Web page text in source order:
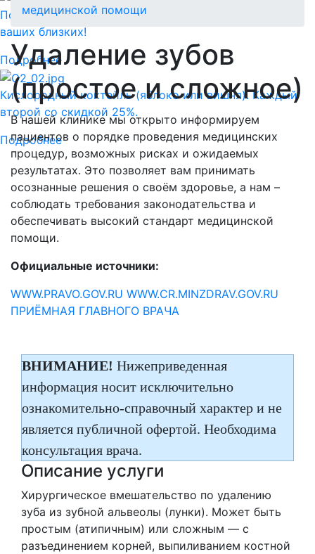
Подарочный сертификат-идеальный подарок для
ваших близких!
Подробнее
Кислородный коктейль (яблоко или вишня). Каждый
второй со скидкой 25%.
Подробнее
медицинской помощи
Удаление зубов
(простое и сложное)
В нашей клинике мы открыто информируем
пациентов о порядке проведения медицинских
процедур, возможных рисках и ожидаемых
результатах. Это позволяет вам принимать
осознанные решения о своём здоровье, а нам –
соблюдать требования законодательства и
обеспечивать высокий стандарт медицинской
помощи.
Официальные источники:
WWW.PRAVO.GOV.RU WWW.CR.MINZDRAV.GOV.RU
ПРИЁМНАЯ ГЛАВНОГО ВРАЧА
ВНИМАНИЕ! Нижеприведенная
информация носит исключительно
ознакомительно-справочный характер и не
является публичной офертой. Необходима
консультация врача.
Описание услуги
Хирургическое вмешательство по удалению
зуба из зубной альвеолы (лунки). Может быть
простым (атипичным) или сложным — с
разъединением корней, выпиливанием костной